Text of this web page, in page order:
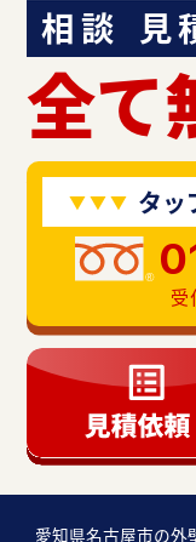
相談 見
全て
タッ
受
愛知県名古屋市の外